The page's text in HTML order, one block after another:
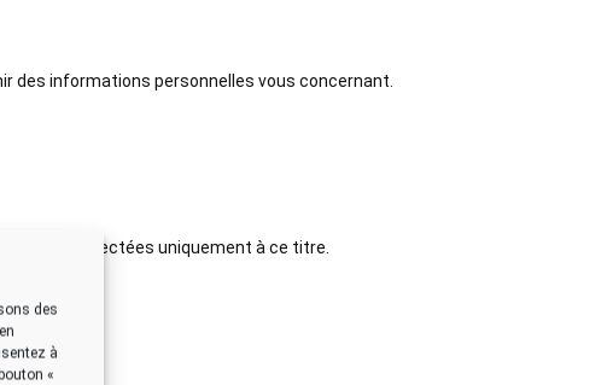
des
à
«
des informations personnelles vous concernant.
sont collectées uniquement à ce titre.